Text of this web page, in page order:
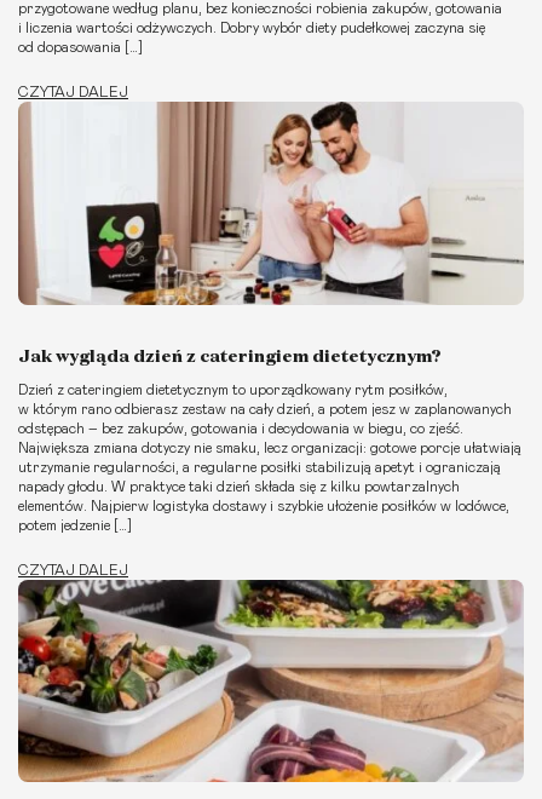
przygotowane według planu, bez konieczności robienia zakupów, gotowania
i liczenia wartości odżywczych. Dobry wybór diety pudełkowej zaczyna się
od dopasowania […]
CZYTAJ DALEJ
Jak wygląda dzień z cateringiem dietetycznym?
Dzień z cateringiem dietetycznym to uporządkowany rytm posiłków,
w którym rano odbierasz zestaw na cały dzień, a potem jesz w zaplanowanych
odstępach – bez zakupów, gotowania i decydowania w biegu, co zjeść.
Największa zmiana dotyczy nie smaku, lecz organizacji: gotowe porcje ułatwiają
utrzymanie regularności, a regularne posiłki stabilizują apetyt i ograniczają
napady głodu. W praktyce taki dzień składa się z kilku powtarzalnych
elementów. Najpierw logistyka dostawy i szybkie ułożenie posiłków w lodówce,
potem jedzenie […]
CZYTAJ DALEJ